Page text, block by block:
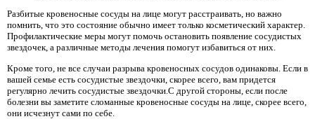
Разбитые кровеносные сосуды на лице могут расстраивать, но важно
помнить, что это состояние обычно имеет только косметический характер.
Профилактические меры могут помочь остановить появление сосудистых
звездочек, а различные методы лечения помогут избавиться от них.
Кроме того, не все случаи разрыва кровеносных сосудов одинаковы. Если в
вашей семье есть сосудистые звездочки, скорее всего, вам придется
регулярно лечить сосудистые звездочки.С другой стороны, если после
болезни вы заметите сломанные кровеносные сосуды на лице, скорее всего,
они исчезнут сами по себе.